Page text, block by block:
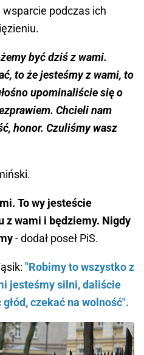
podczas ich
być dziś z wami.
to że jesteśmy z wami, to
upominaliście się o
Chcieli nam
honor. Czuliśmy wasz
To wy jesteście
z wami i będziemy. Nigdy
- dodał poseł PiS.
"Robimy to wszystko z
jesteśmy silni, daliście
czekać na wolność".